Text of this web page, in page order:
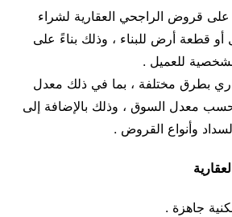
قروض الراجحي العقارية لشراء
قطعة أرض للبناء ، وذلك بناءً على
للعميل .
بطرق مختلفة ، بما في ذلك معدل
حسب معدل السوق ، وذلك بالإضافة إلى
وأنواع القروض .
جاهزة .